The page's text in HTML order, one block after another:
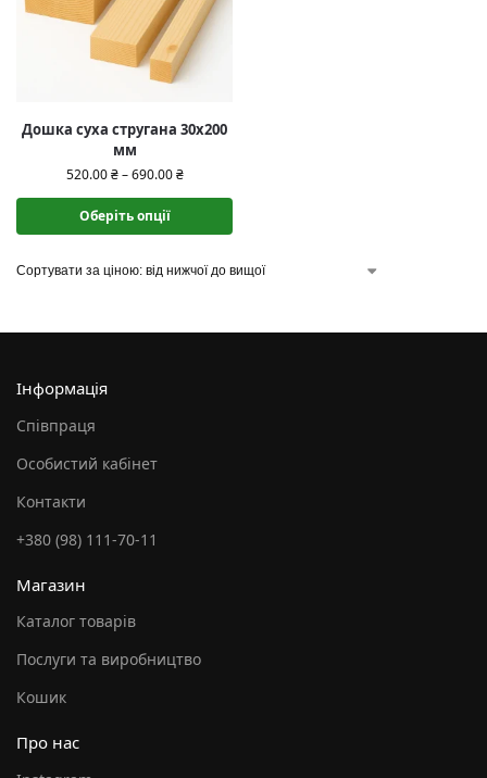
Дошка суха стругана 30х200
мм
520.00₴ – 690.00₴
Оберіть опції
Інформація
Співпраця
Особистий кабінет
Контакти
+380 (98) 111-70-11
Магазин
Каталог товарів
Послуги та виробництво
Кошик
Про нас